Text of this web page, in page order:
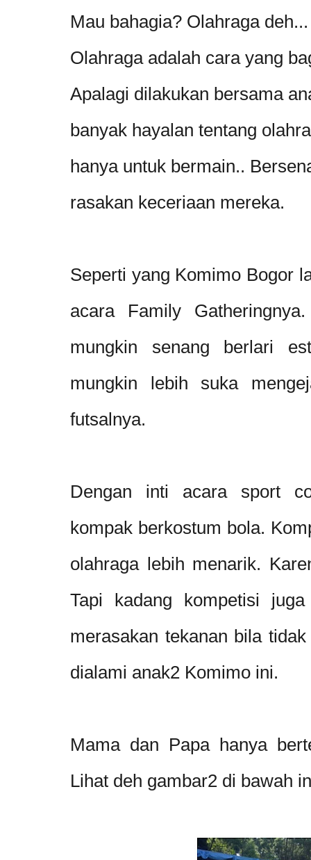
Mau bahagia? Olahraga deh...
Olahraga adalah cara yang
Apalagi dilakukan bersama
banyak hayalan tentang
hanya untuk bermain..
rasakan keceriaan mereka.
Seperti yang Komimo Bogor
acara Family
mungkin senang berlari
mungkin lebih suka
futsalnya.
Dengan inti acara sport
kompak berkostum bola.
olahraga lebih menarik.
Tapi kadang kompetisi
merasakan tekanan bila
dialami anak2 Komimo ini.
Mama dan Papa hanya
Lihat deh gambar2 di bawah